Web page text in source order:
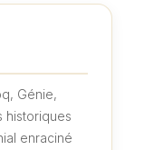
Génie,
historiques
enraciné